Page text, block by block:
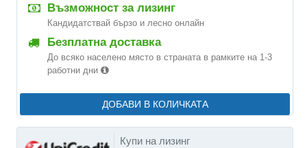
Възможност за лизинг
Кандидатствай бързо и лесно онлайн
Безплатна доставка
До всяко населено място в страната в рамките на 1-3
работни дни
ДОБАВИ В КОЛИЧКАТА
Купи на лизинг